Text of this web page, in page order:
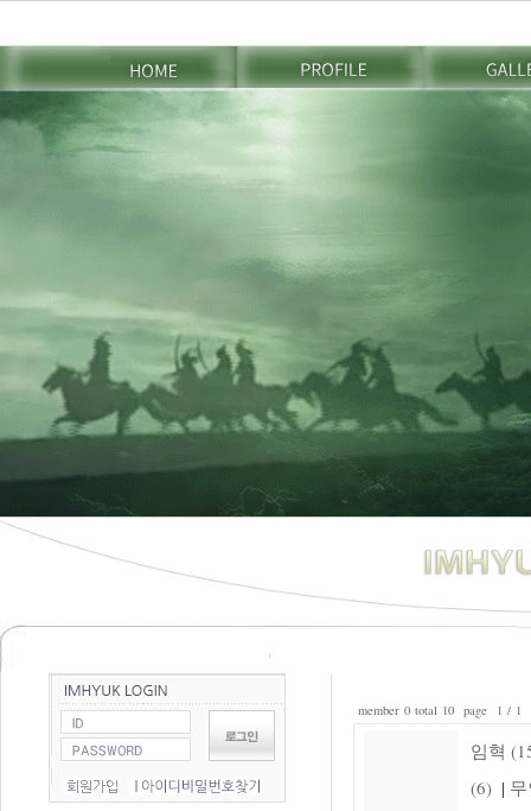
member 0 total 10 page 1 / 1
임혁
(6) |